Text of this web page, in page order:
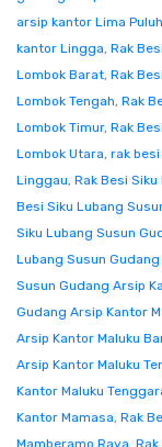
arsip kantor Lima
kantor Lingga, Rak
Lombok Barat, Rak
Lombok Tengah, Rak
Lombok Timur, Rak
Lombok Utara, rak
Linggau, Rak Besi
Besi Siku Lubang
Siku Lubang Susun
Lubang Susun
Susun Gudang Arsip
Gudang Arsip Kantor
Arsip Kantor Maluku
Arsip Kantor Maluku
Kantor Maluku
Kantor Mamasa, Rak
Mamberamo Raya,